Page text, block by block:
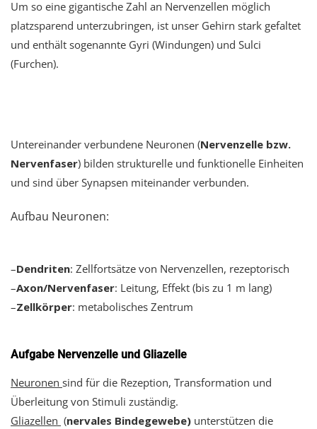
Um so eine gigantische Zahl an Nervenzellen möglich
platzsparend unterzubringen, ist unser Gehirn stark gefaltet
und enthält sogenannte Gyri (Windungen) und Sulci
(Furchen).
Untereinander verbundene Neuronen (Nervenzelle bzw.
Nervenfaser) bilden strukturelle und funktionelle Einheiten
und sind über Synapsen miteinander verbunden.
Aufbau Neuronen:
–Dendriten: Zellfortsätze von Nervenzellen, rezeptorisch
–Axon/Nervenfaser: Leitung, Effekt (bis zu 1 m lang)
–Zellkörper: metabolisches Zentrum
Aufgabe Nervenzelle und Gliazelle
Neuronen sind für die Rezeption, Transformation und
Überleitung von Stimuli zuständig.
Gliazellen (nervales Bindegewebe) unterstützen die